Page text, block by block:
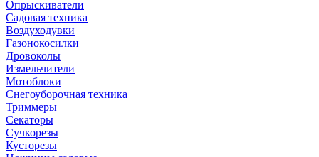
Опрыскиватели
Садовая техника
Воздуходувки
Газонокосилки
Дровоколы
Измельчители
Мотоблоки
Снегоуборочная техника
Триммеры
Секаторы
Сучкорезы
Кусторезы